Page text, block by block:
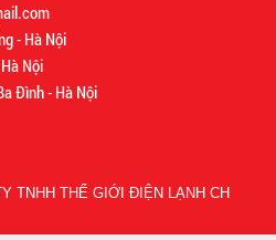
- Hà Nội
Nội
Đình - Hà Nội
TNHH THẾ GIỚI ĐIỆN LẠNH CH